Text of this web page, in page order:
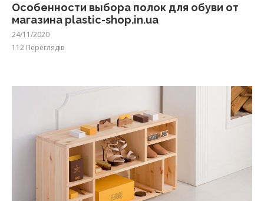
Особенности выбора полок для обуви от
магазина plastic-shop.in.ua
24/11/2020
112 Переглядів